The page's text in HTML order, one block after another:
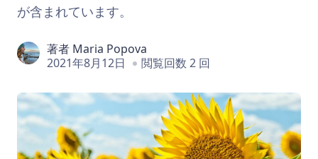
が含まれています。
著者 Maria Popova
2021年8月12日
閲覧回数 2 回